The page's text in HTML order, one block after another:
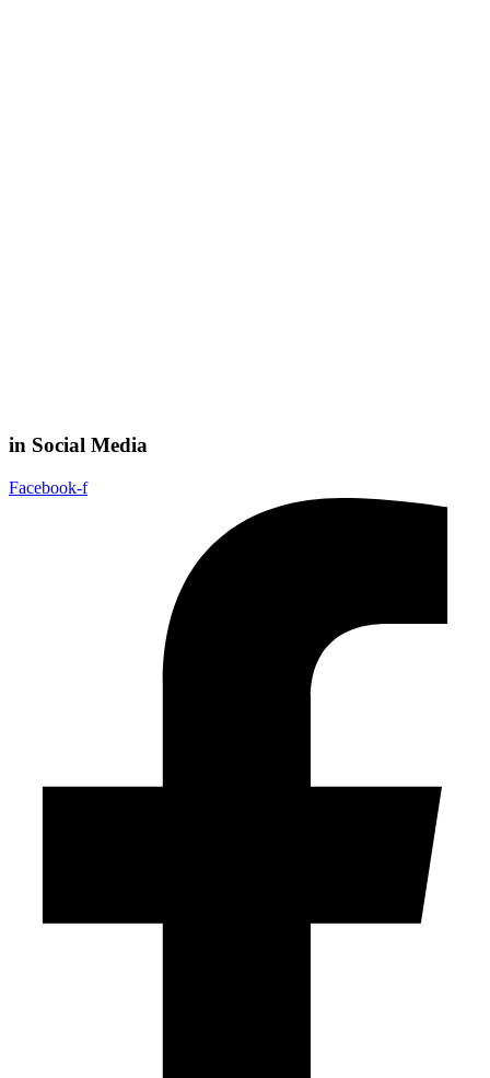
in Social Media
Facebook-f